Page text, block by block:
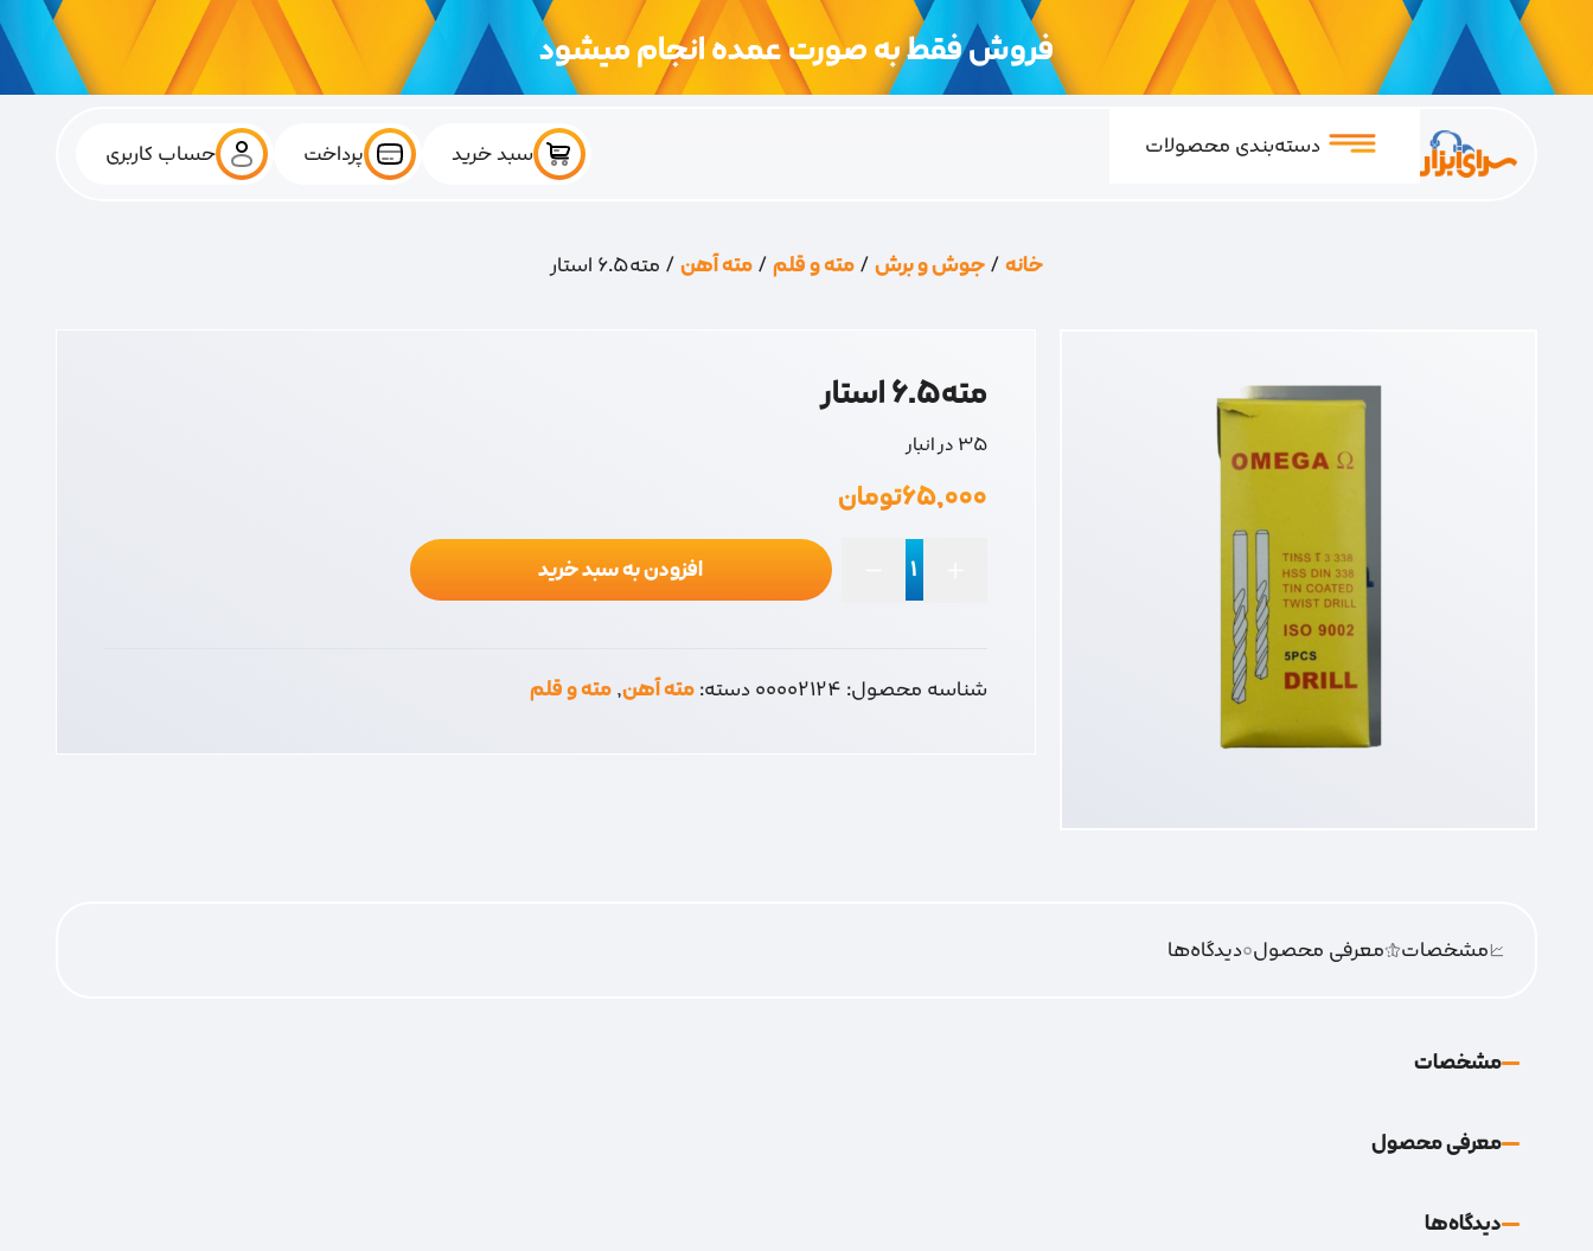
فروش فقط به صورت عمده انجام میشود
دسته‌بندی محصولات سبد خرید پرداخت حساب کاربری
خانه/جوش و برش/مته و قلم/مته آهن/ مته6.5 استار
مته6.5 استار
35 در انبار
۶۵,۰۰۰تومان
افزودن به سبد خرید
شناسه محصول: 00002124دسته:مته آهن,مته و قلم
مشخصات معرفی محصول0دیدگاه‌‌ها
مشخصات
معرفی محصول
دیدگاه‌‌ها